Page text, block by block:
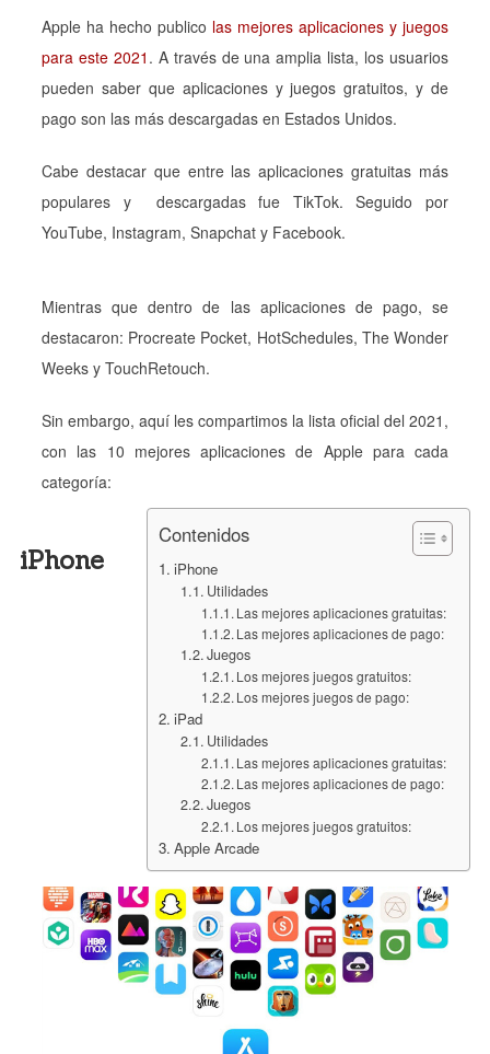
Apple ha hecho publico las mejores aplicaciones y juegos
para este 2021 . A través de una amplia lista, los usuarios
pueden saber que aplicaciones y juegos gratuitos, y de
pago son las más descargadas en Estados Unidos.
Cabe destacar que entre las aplicaciones gratuitas más
populares y descargadas fue TikTok. Seguido por
YouTube, Instagram, Snapchat y Facebook.
Mientras que dentro de las aplicaciones de pago, se
destacaron: Procreate Pocket, HotSchedules, The Wonder
Weeks y TouchRetouch.
Sin embargo, aquí les compartimos la lista oficial del 2021,
con las 10 mejores aplicaciones de Apple para cada
categoría:
Contenidos
iPhone
Utilidades
Las mejores aplicaciones gratuitas:
Las mejores aplicaciones de pago:
Juegos
Los mejores juegos gratuitos:
Los mejores juegos de pago:
iPad
Utilidades
Las mejores aplicaciones gratuitas:
Las mejores aplicaciones de pago:
Juegos
Los mejores juegos gratuitos:
Apple Arcade
iPhone